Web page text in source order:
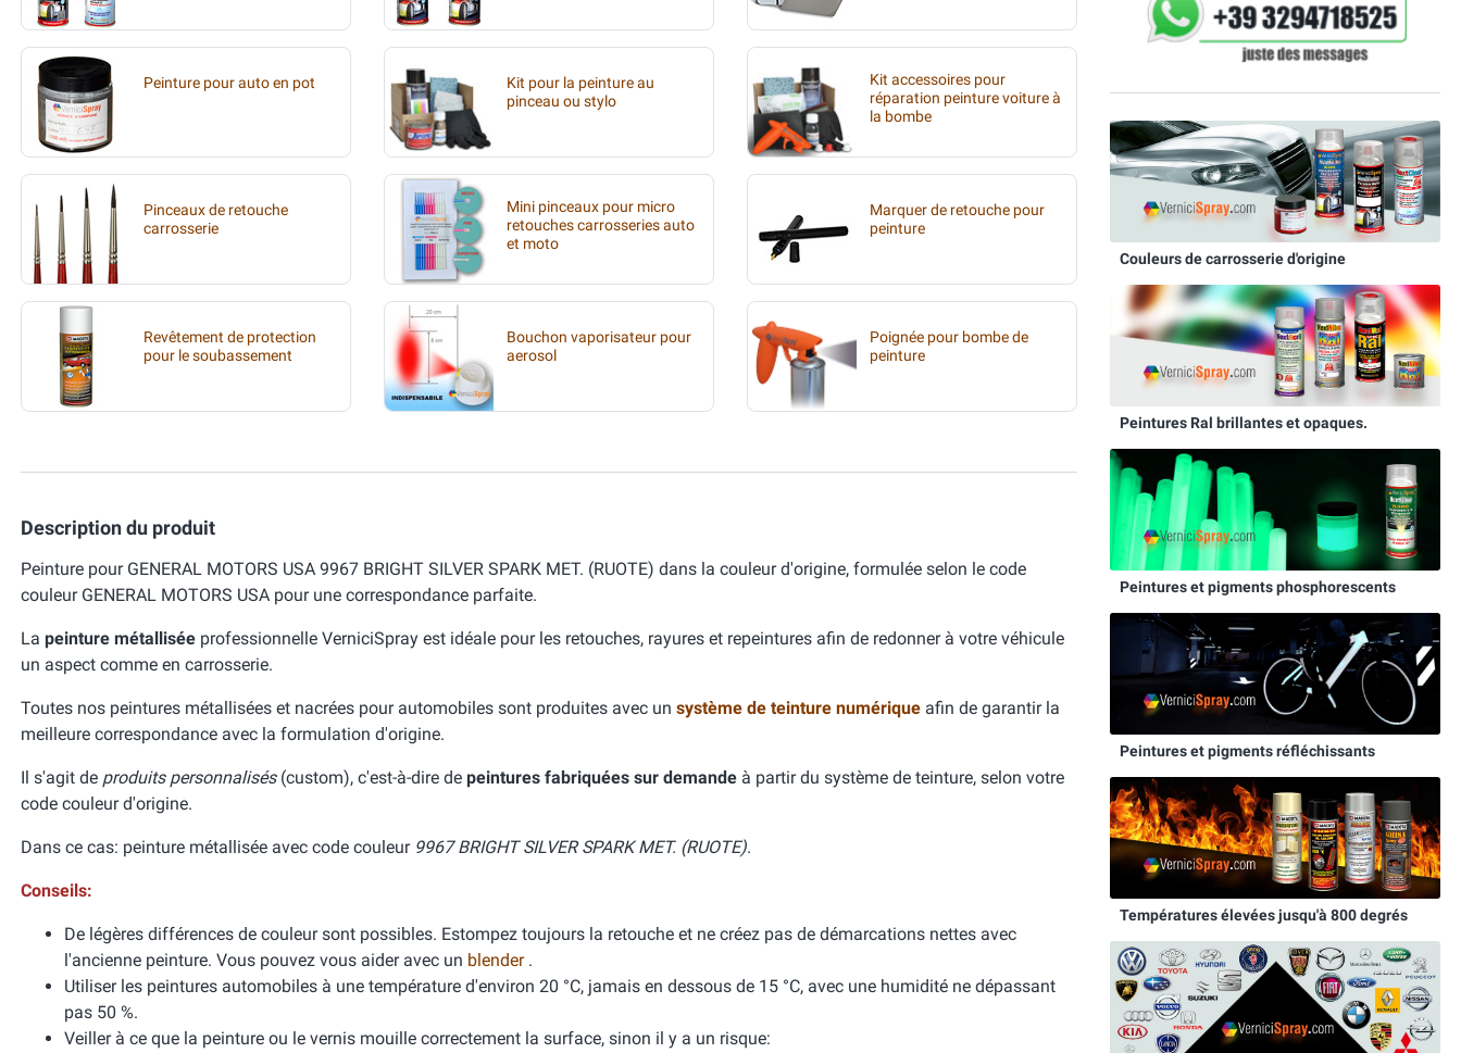
Peinture pour auto en pot
Kit pour la peinture au
pinceau ou stylo
Kit accessoires pour
réparation peinture voiture à
la bombe
Pinceaux de retouche
carrosserie
Mini pinceaux pour micro
retouches carrosseries auto
et moto
Marquer de retouche pour
peinture
Revêtement de protection
pour le soubassement
Bouchon vaporisateur pour
aerosol
Poignée pour bombe de
peinture
Description du produit
Peinture pour GENERAL MOTORS USA 9967 BRIGHT SILVER SPARK MET. (RUOTE) dans la couleur d'origine, formulée selon le code
couleur GENERAL MOTORS USA pour une correspondance parfaite.
La peinture métallisée professionnelle VerniciSpray est idéale pour les retouches, rayures et repeintures afin de redonner à votre véhicule
un aspect comme en carrosserie.
Toutes nos peintures métallisées et nacrées pour automobiles sont produites avec un système de teinture numérique afin de garantir la
meilleure correspondance avec la formulation d'origine.
Il s'agit de produits personnalisés(custom), c'est-à-dire de peintures fabriquées sur demande à partir du système de teinture, selon votre
code couleur d'origine.
Dans ce cas: peinture métallisée avec code couleur 9967 BRIGHT SILVER SPARK MET. (RUOTE).
Conseils:
De légères différences de couleur sont possibles. Estompez toujours la retouche et ne créez pas de démarcations nettes avec
l'ancienne peinture. Vous pouvez vous aider avec un blender .
Utiliser les peintures automobiles à une température d'environ 20 °C, jamais en dessous de 15 °C, avec une humidité ne dépassant
pas 50 %.
Veiller à ce que la peinture ou le vernis mouille correctement la surface, sinon il y a un risque:
Couleurs de carrosserie d'origine
Peintures Ral brillantes et opaques.
Peintures et pigments phosphorescents
Peintures et pigments réfléchissants
Températures élevées jusqu'à 800 degrés